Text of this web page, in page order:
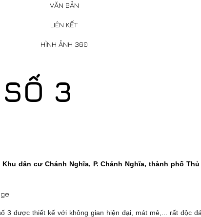
VĂN BẢN
LIÊN KẾT
HÌNH ẢNH 360
3
dân cư Chánh Nghĩa, P. Chánh Nghĩa, thành phố
3 được thiết kế với không gian hiện đại, mát mẻ,... rất độc